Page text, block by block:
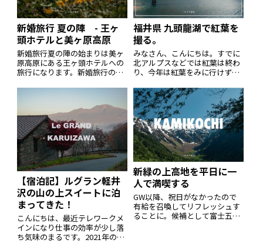
新婚旅行 夏の陣 - 王ヶ
頭ホテルと美ヶ原高原
新婚旅行夏の陣の始まりは美ヶ
原高原にある王ヶ頭ホテルへの
旅行になります。新婚旅行の概
認ください。簡潔にいうと、夏
しますという内容です。夏の陣
最初は長野県、美ヶ原高原にあ
る王ヶ頭ホテルで
福井県 九頭龍湖で紅葉を
撮る。
みなさん、こんにちは。すでに
北アルプスなどでは紅葉は終わ
り、今年は紅葉をみに行けずに
が、福井県の九頭龍湖へ紅葉を
撮りにいくことができましたの
で、グルメも合わせて紹介しま
す。九頭龍湖福井県大野市の奥
になる九頭龍湖は
【宿泊記】ルグラン軽井
沢の山の上スイートに泊
まってきた！
こんにちは、最近テレワークメ
インになり仕事の効率が少し落
ち気味のまるです。2021年の１
新緑の上高地を平日に一
人で満喫する
GW以降、祝日がなかったので
有給を召喚してリフレッシュす
ることに。候補として富士五湖